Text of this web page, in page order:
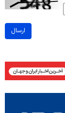
ارسال